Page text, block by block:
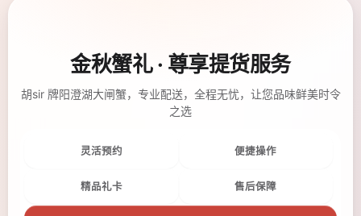
金秋蟹礼 · 尊享提货服务
胡sir 牌阳澄湖大闸蟹，专业配送，全程无忧，让您品味鲜美时令
之选
灵活预约 便捷操作
精品礼卡 售后保障